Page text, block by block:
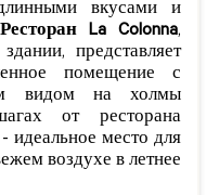
вкусами и
Ресторан La Colonna,
представляет
помещение с
видом на холмы
от ресторана
идеальное место для
воздухе в летнее